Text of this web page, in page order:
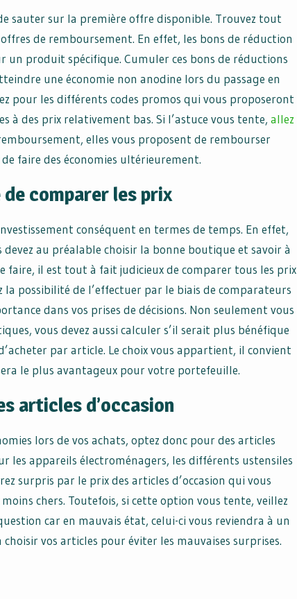
sauter sur la première offre disponible. Trouvez tout
de remboursement. En effet, les bons de réduction
produit spécifique. Cumuler ces bons de réductions
une économie non anodine lors du passage en
pour les différents codes promos qui vous proposeront
des prix relativement bas. Si l’astuce vous tente, allez
elles vous proposent de rembourser
faire des économies ultérieurement.
de comparer les prix
conséquent en termes de temps. En effet,
au préalable choisir la bonne boutique et savoir à
faire, il est tout à fait judicieux de comparer tous les prix
la possibilité de l’effectuer par le biais de comparateurs
dans vos prises de décisions. Non seulement vous
vous devez aussi calculer s’il serait plus bénéfique
par article. Le choix vous appartient, il convient
le plus avantageux pour votre portefeuille.
articles d’occasion
lors de vos achats, optez donc pour des articles
les appareils électroménagers, les différents ustensiles
surpris par le prix des articles d’occasion qui vous
chers. Toutefois, si cette option vous tente, veillez
car en mauvais état, celui-ci vous reviendra à un
vos articles pour éviter les mauvaises surprises.